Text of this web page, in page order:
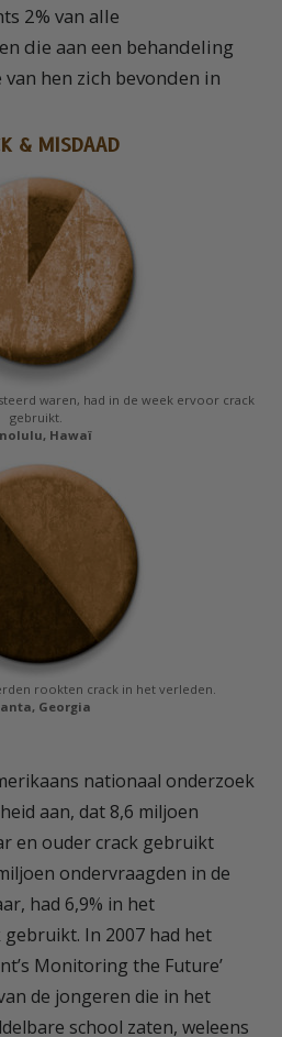
2% van alle
die aan een behandeling
hen zich bevonden in
& MISDAAD
waren, had in de week ervoor crack
gebruikt.
Hawaï
rookten crack in het verleden.
Georgia
nationaal onderzoek
aan, dat 8,6 miljoen
en ouder crack gebruikt
ondervraagden in de
had 6,9% in het
In 2007 had het
Monitoring the Future’
de jongeren die in het
school zaten, weleens